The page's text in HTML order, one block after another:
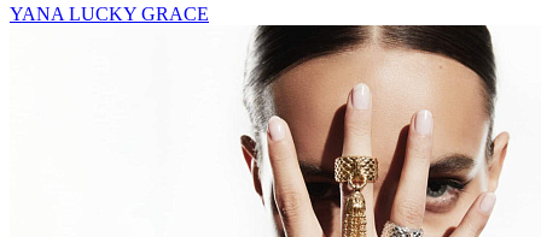
YANA LUCKY GRACE